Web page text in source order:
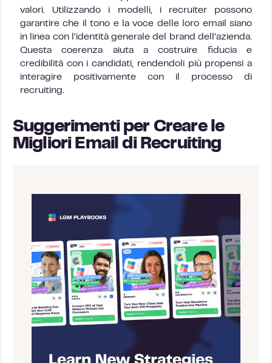
valori. Utilizzando i modelli, i recruiter possono
garantire che il tono e la voce delle loro email siano
in linea con l’identità generale del brand dell’azienda.
Questa coerenza aiuta a costruire fiducia e
credibilità con i candidati, rendendoli più propensi a
interagire positivamente con il processo di
recruiting.
Suggerimenti per Creare le
Migliori Email di Recruiting